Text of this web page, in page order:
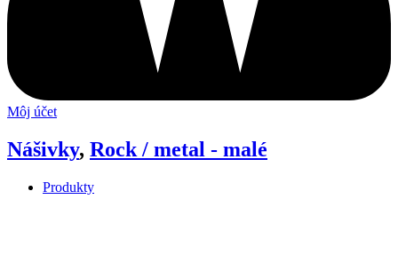
Môj účet
Nášivky, Rock / metal - malé
Produkty